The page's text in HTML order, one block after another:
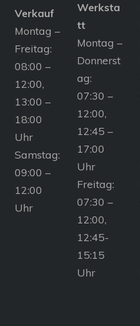
Verkauf
Montag –
Freitag:
08:00 –
12:00,
13:00 –
18:00
Uhr
Samstag:
09:00 –
12:00
Uhr
Werksta
tt
Montag –
Donnerst
ag:
07:30 –
12:00,
12:45 –
17:00
Uhr
Freitag:
07:30 –
12:00,
12:45-
15:15
Uhr